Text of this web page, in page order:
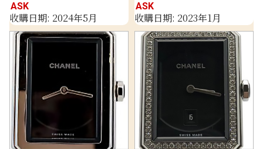
ASK
收購日期: 2024年5月
ASK
收購日期: 2023年1月